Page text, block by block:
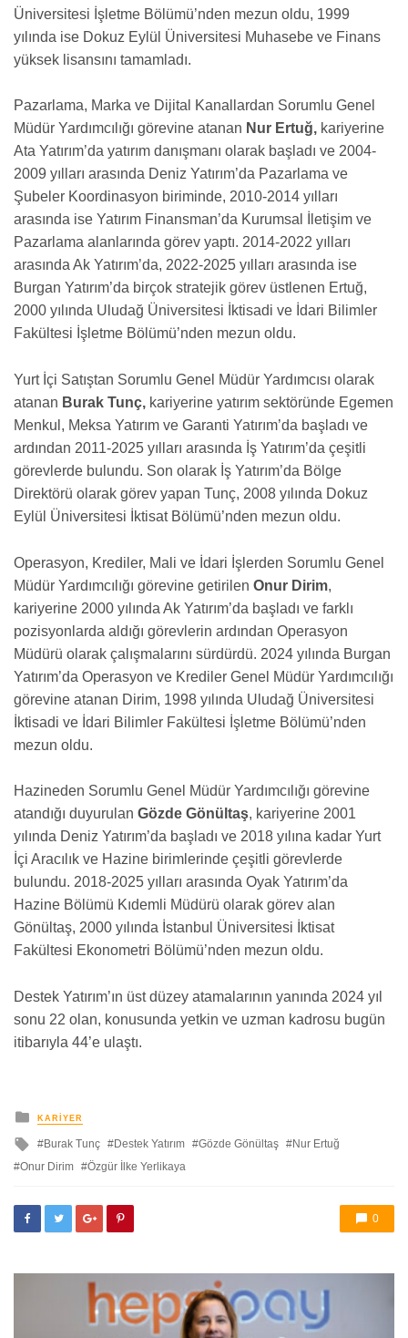
Üniversitesi İşletme Bölümü’nden mezun oldu, 1999
yılında ise Dokuz Eylül Üniversitesi Muhasebe ve Finans
yüksek lisansını tamamladı.
Pazarlama, Marka ve Dijital Kanallardan Sorumlu Genel
Müdür Yardımcılığı görevine atanan Nur Ertuğ, kariyerine
Ata Yatırım’da yatırım danışmanı olarak başladı ve 2004-
2009 yılları arasında Deniz Yatırım’da Pazarlama ve
Şubeler Koordinasyon biriminde, 2010-2014 yılları
arasında ise Yatırım Finansman’da Kurumsal İletişim ve
Pazarlama alanlarında görev yaptı. 2014-2022 yılları
arasında Ak Yatırım’da, 2022-2025 yılları arasında ise
Burgan Yatırım’da birçok stratejik görev üstlenen Ertuğ,
2000 yılında Uludağ Üniversitesi İktisadi ve İdari Bilimler
Fakültesi İşletme Bölümü’nden mezun oldu.
Yurt İçi Satıştan Sorumlu Genel Müdür Yardımcısı olarak
atanan Burak Tunç, kariyerine yatırım sektöründe Egemen
Menkul, Meksa Yatırım ve Garanti Yatırım’da başladı ve
ardından 2011-2025 yılları arasında İş Yatırım’da çeşitli
görevlerde bulundu. Son olarak İş Yatırım’da Bölge
Direktörü olarak görev yapan Tunç, 2008 yılında Dokuz
Eylül Üniversitesi İktisat Bölümü’nden mezun oldu.
Operasyon, Krediler, Mali ve İdari İşlerden Sorumlu Genel
Müdür Yardımcılığı görevine getirilen Onur Dirim,
kariyerine 2000 yılında Ak Yatırım’da başladı ve farklı
pozisyonlarda aldığı görevlerin ardından Operasyon
Müdürü olarak çalışmalarını sürdürdü. 2024 yılında Burgan
Yatırım’da Operasyon ve Krediler Genel Müdür Yardımcılığı
görevine atanan Dirim, 1998 yılında Uludağ Üniversitesi
İktisadi ve İdari Bilimler Fakültesi İşletme Bölümü’nden
mezun oldu.
Hazineden Sorumlu Genel Müdür Yardımcılığı görevine
atandığı duyurulan Gözde Gönültaş, kariyerine 2001
yılında Deniz Yatırım’da başladı ve 2018 yılına kadar Yurt
İçi Aracılık ve Hazine birimlerinde çeşitli görevlerde
bulundu. 2018-2025 yılları arasında Oyak Yatırım’da
Hazine Bölümü Kıdemli Müdürü olarak görev alan
Gönültaş, 2000 yılında İstanbul Üniversitesi İktisat
Fakültesi Ekonometri Bölümü’nden mezun oldu.
Destek Yatırım’ın üst düzey atamalarının yanında 2024 yıl
sonu 22 olan, konusunda yetkin ve uzman kadrosu bugün
itibarıyla 44’e ulaştı.
yayınlanan
KARIYER
ile
etkilendi
Burak Tunç Destek Yatırım Gözde Gönültaş
Nur Ertuğ
Onur Dirim
Özgür İlke Yerlikaya
0